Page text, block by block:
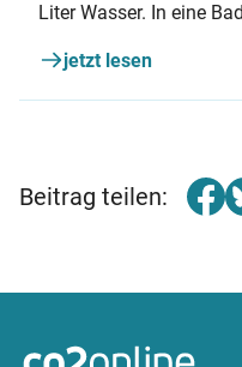
Liter Wasser. In eine
Menge und die Kosten
sparen können,
jetzt lesen
Beitrag teilen: